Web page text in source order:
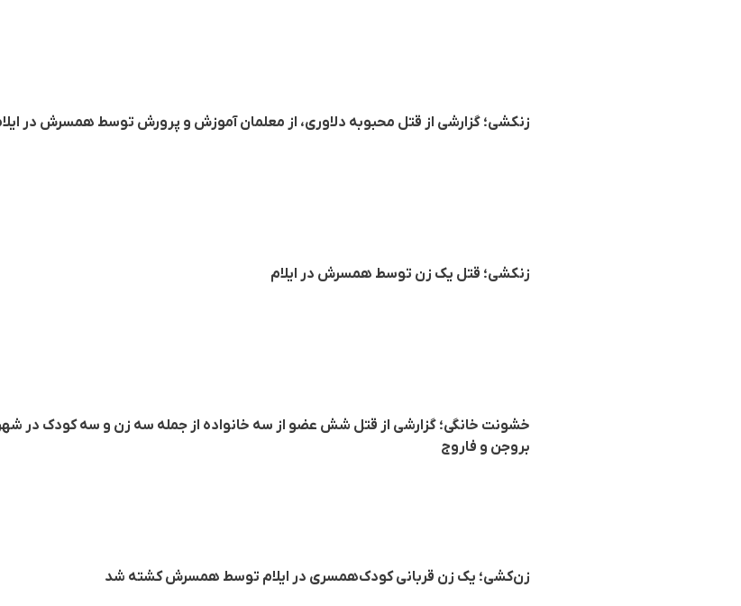
زنکشی؛ گزارشی از قتل محبوبه دلاوری، از معلمان آموزش و پرورش توسط همسرش در
زنکشی؛ قتل یک زن توسط همسرش در ایلام
خشونت خانگی؛ گزارشی از قتل شش عضو از سە خانوادە از جملە سە زن و سە کودک در
بروجن و فاروج
زن‌کشی؛ یک زن قربانی کودک‌همسری در ایلام توسط همسرش کشته شد